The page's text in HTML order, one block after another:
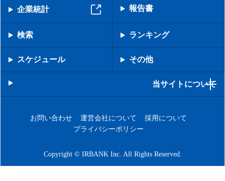
企業統計 報告書
検索 ランキング
スケジュール その他
当サイトについて
お問い合わせ 運営会社について
採用について
プライバシーポリシー
Copyright © IRBANK Inc. All Rights Reserved.